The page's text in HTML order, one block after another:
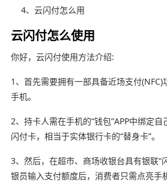
4、云闪付怎么用
云闪付怎么使用
你好，云闪付使用方法介绍:
1、首先需要拥有一部具备近场支付
手机。
2、持卡人需在手机的“钱包”APP中绑定
闪付卡，相当于实体银行卡的“替身卡”。
3、然后，在超市、商场收银台具有银联“
银员输入支付额度后，消费者只需点亮手